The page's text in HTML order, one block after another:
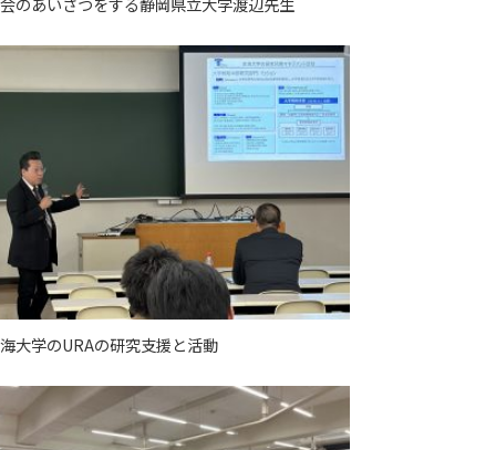
大学のURAの研究支援と活動